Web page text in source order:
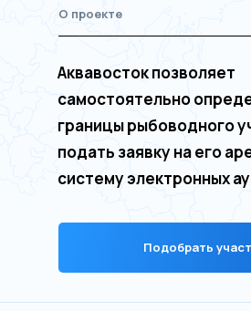
О проекте
Аквавосток позволяет
самостоятельно
границы рыбоводного
подать заявку на его
систему электронных
Подобрать